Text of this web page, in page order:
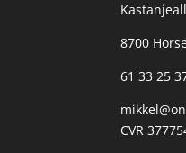
8700
61 33 25
CVR